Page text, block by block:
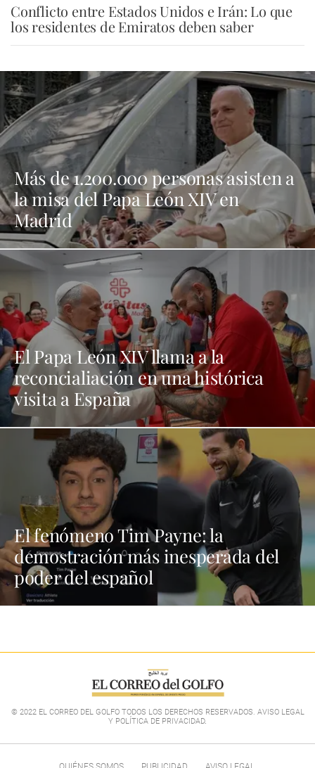
Conflicto entre Estados Unidos e Irán: Lo que
los residentes de Emiratos deben saber
Más de 1.200.000 personas asisten a
la misa del Papa León XIV en
Madrid
El Papa León XIV llama a la
reconcialiación en una histórica
visita a España
El fenómeno Tim Payne: la
demostración más inesperada del
poder del español
© 2022 EL CORREO DEL GOLFO TODOS LOS DERECHOS RESERVADOS. AVISO LEGAL
Y POLÍTICA DE PRIVACIDAD.